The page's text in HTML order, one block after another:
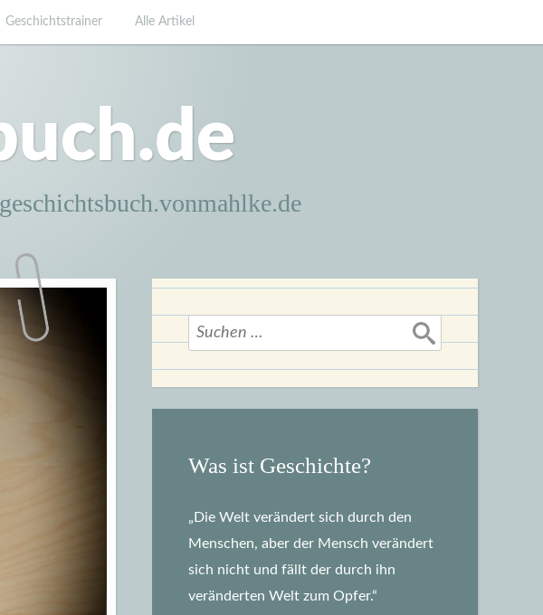
Geschichtstrainer Alle Artikel
Suchen
nach:
Was ist Geschichte?
„Die Welt verändert sich durch den
Menschen, aber der Mensch verändert
sich nicht und fällt der durch ihn
veränderten Welt zum Opfer.“